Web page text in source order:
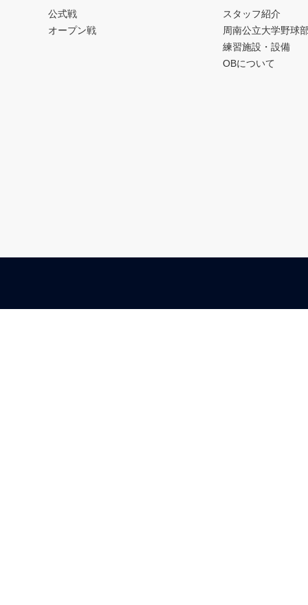
公式戦
オープン戦
スタッフ紹介
周南公立大学野球
練習施設・設備
OBについて